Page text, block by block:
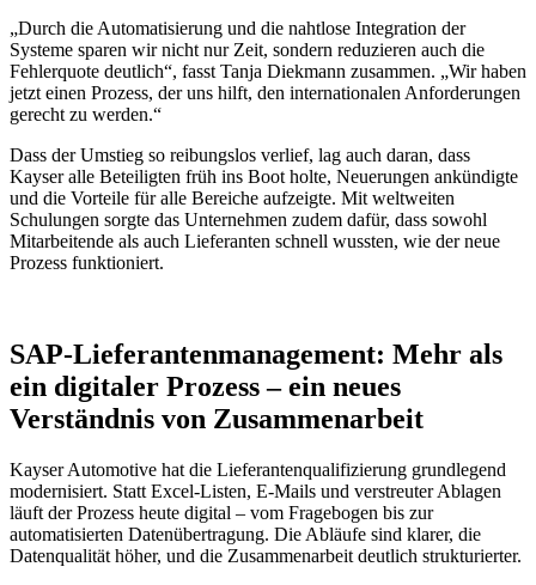
„Durch die Automatisierung und die nahtlose Integration der
Systeme sparen wir nicht nur Zeit, sondern reduzieren auch die
Fehlerquote deutlich“, fasst Tanja Diekmann zusammen. „Wir haben
jetzt einen Prozess, der uns hilft, den internationalen Anforderungen
gerecht zu werden.“
Dass der Umstieg so reibungslos verlief, lag auch daran, dass
Kayser alle Beteiligten früh ins Boot holte, Neuerungen ankündigte
und die Vorteile für alle Bereiche aufzeigte. Mit weltweiten
Schulungen sorgte das Unternehmen zudem dafür, dass sowohl
Mitarbeitende als auch Lieferanten schnell wussten, wie der neue
Prozess funktioniert.
SAP-Lieferantenmanagement: Mehr als
ein digitaler Prozess – ein neues
Verständnis von Zusammenarbeit
Kayser Automotive hat die Lieferantenqualifizierung grundlegend
modernisiert. Statt Excel-Listen, E-Mails und verstreuter Ablagen
läuft der Prozess heute digital – vom Fragebogen bis zur
automatisierten Datenübertragung. Die Abläufe sind klarer, die
Datenqualität höher, und die Zusammenarbeit deutlich strukturierter.